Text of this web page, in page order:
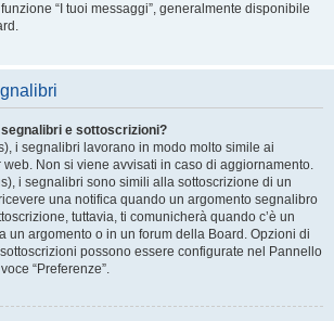
“I tuoi messaggi”, generalmente disponibile
e sottoscrizioni?
i segnalibri lavorano in modo molto simile ai
Non si viene avvisati in caso di aggiornamento.
i segnalibri sono simili alla sottoscrizione di un
una notifica quando un argomento segnalibro
tuttavia, ti comunicherà quando c’è un
un argomento o in un forum della Board. Opzioni di
possono essere configurate nel Pannello
“Preferenze”.